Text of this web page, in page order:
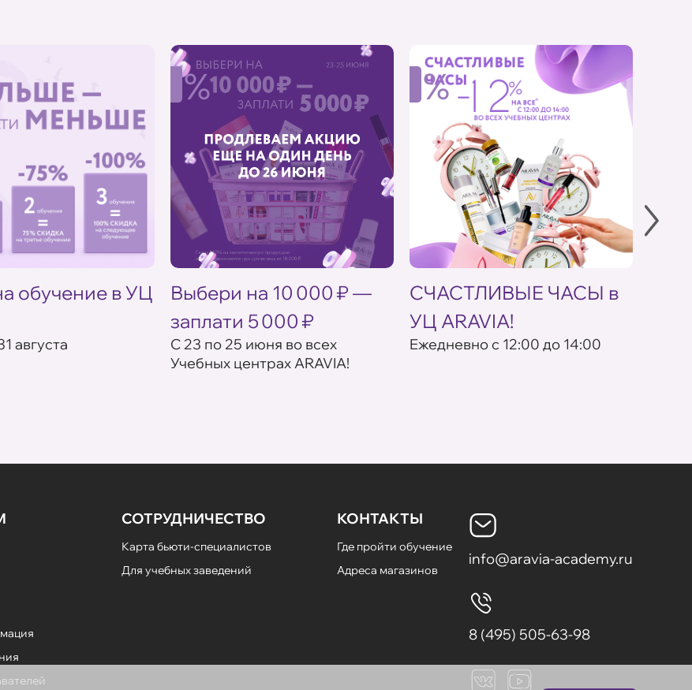
обучение в УЦ
августа
%
Выбери на 10 000 ₽ —
заплати 5 000 ₽
С 23 по 25 июня во всех
Учебных центрах ARAVIA!
%
СЧАСТЛИВЫЕ ЧАСЫ в
УЦ ARAVIA!
Eжедневно с 12:00 до 14:00
СОТРУДНИЧЕСТВО
Карта бьюти-специалистов
Для учебных заведений
КОНТАКТЫ
Где пройти обучение
Адреса магазинов
info@aravia-academy.ru
8 (495) 505-63-98